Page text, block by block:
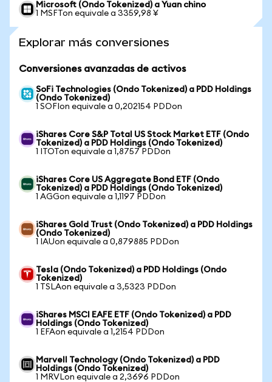
Microsoft (Ondo Tokenized) a Yuan chino
1 MSFTon equivale a 3359,98 ¥
Explorar más conversiones
Conversiones avanzadas de activos
SoFi Technologies (Ondo Tokenized) a PDD Holdings
(Ondo Tokenized)
1 SOFIon equivale a 0,202154 PDDon
iShares Core S&P Total US Stock Market ETF (Ondo
Tokenized) a PDD Holdings (Ondo Tokenized)
1 ITOTon equivale a 1,8757 PDDon
iShares Core US Aggregate Bond ETF (Ondo
Tokenized) a PDD Holdings (Ondo Tokenized)
1 AGGon equivale a 1,1197 PDDon
iShares Gold Trust (Ondo Tokenized) a PDD Holdings
(Ondo Tokenized)
1 IAUon equivale a 0,879885 PDDon
Tesla (Ondo Tokenized) a PDD Holdings (Ondo
Tokenized)
1 TSLAon equivale a 3,5323 PDDon
iShares MSCI EAFE ETF (Ondo Tokenized) a PDD
Holdings (Ondo Tokenized)
1 EFAon equivale a 1,2154 PDDon
Marvell Technology (Ondo Tokenized) a PDD
Holdings (Ondo Tokenized)
1 MRVLon equivale a 2,3696 PDDon